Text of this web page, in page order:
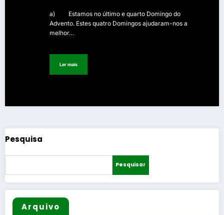
a) Estamos no último e quarto Domingo do
Advento. Estes quatro Domingos ajudaram-nos a
melhor…
Ler mais
Pesquisa
Pesquisar
Arquivo